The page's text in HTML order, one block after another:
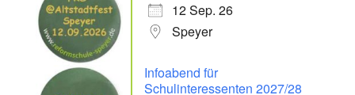
12 Sep. 26
Speyer
Infoabend für
Schulinteressenten 2027/28